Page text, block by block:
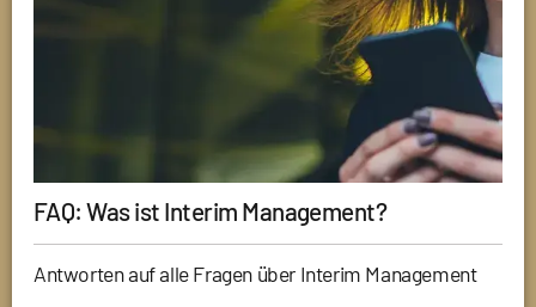
FAQ: Was ist Interim Management?
Antworten auf alle Fragen über Interim Management